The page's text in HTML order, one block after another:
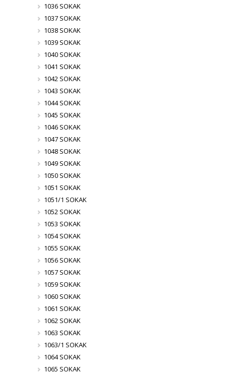
1036 SOKAK
1037 SOKAK
1038 SOKAK
1039 SOKAK
1040 SOKAK
1041 SOKAK
1042 SOKAK
1043 SOKAK
1044 SOKAK
1045 SOKAK
1046 SOKAK
1047 SOKAK
1048 SOKAK
1049 SOKAK
1050 SOKAK
1051 SOKAK
1051/1 SOKAK
1052 SOKAK
1053 SOKAK
1054 SOKAK
1055 SOKAK
1056 SOKAK
1057 SOKAK
1059 SOKAK
1060 SOKAK
1061 SOKAK
1062 SOKAK
1063 SOKAK
1063/1 SOKAK
1064 SOKAK
1065 SOKAK